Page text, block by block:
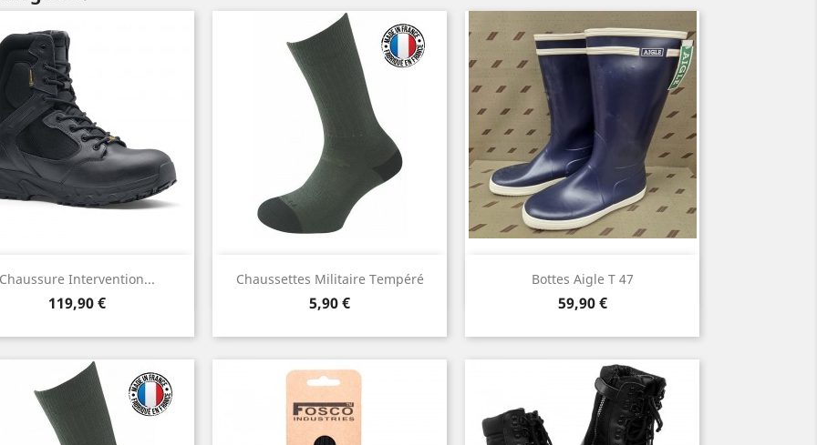
Chaussure Intervention...
Prix
119,90 €
Aperçu rapide Chaussettes Militaire Tempéré
Prix
5,90 €
Aperçu rapide Bottes Aigle T 47
Prix
59,90 €
Aperçu rapide